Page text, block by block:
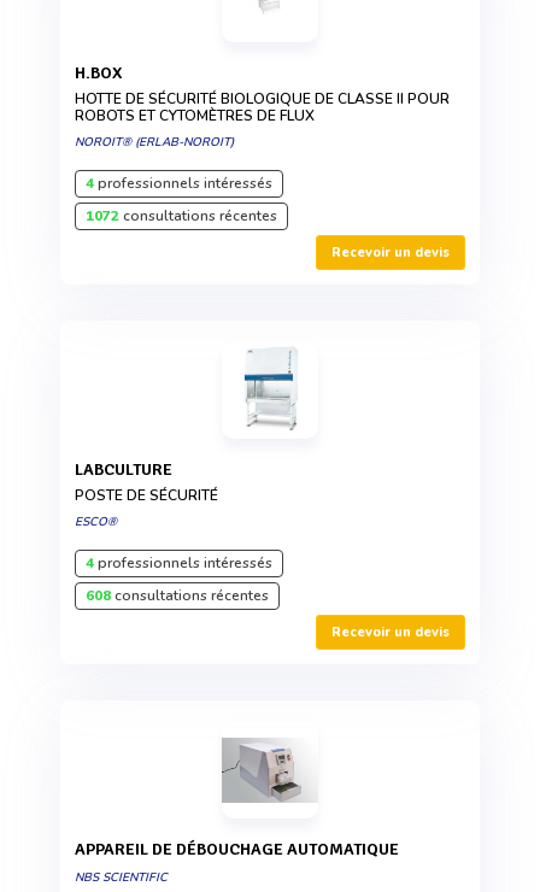
H.BOX
HOTTE DE SÉCURITÉ BIOLOGIQUE DE CLASSE II POUR
ROBOTS ET CYTOMÈTRES DE FLUX
NOROIT® (ERLAB-NOROIT)
4professionnels intéressés
1072consultations récentes
Recevoir un devis
LABCULTURE
POSTE DE SÉCURITÉ
ESCO®
4professionnels intéressés
608consultations récentes
Recevoir un devis
APPAREIL DE DÉBOUCHAGE AUTOMATIQUE
NBS SCIENTIFIC